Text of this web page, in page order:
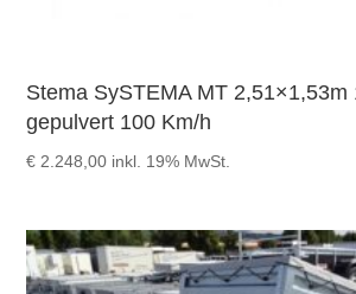
Stema SySTEMA MT 2,51×1,53m
gepulvert 100 Km/h
€ 2.248,00 inkl. 19% MwSt.